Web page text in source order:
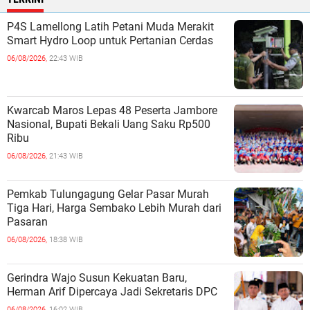
P4S Lamellong Latih Petani Muda Merakit
Smart Hydro Loop untuk Pertanian Cerdas
06/08/2026, 22:43 WIB
Kwarcab Maros Lepas 48 Peserta Jambore
Nasional, Bupati Bekali Uang Saku Rp500
Ribu
06/08/2026, 21:43 WIB
Pemkab Tulungagung Gelar Pasar Murah
Tiga Hari, Harga Sembako Lebih Murah dari
Pasaran
06/08/2026, 18:38 WIB
Gerindra Wajo Susun Kekuatan Baru,
Herman Arif Dipercaya Jadi Sekretaris DPC